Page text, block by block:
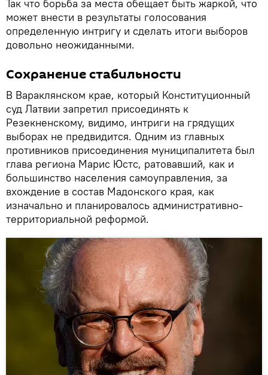
Так что борьба за места обещает быть жаркой, что
может внести в результаты голосования
определенную интригу и сделать итоги выборов
довольно неожиданными.
Сохранение стабильности
В Вараклянском крае, который Конституционный
суд Латвии запретил присоединять к
Резекненскому, видимо, интриги на грядущих
выборах не предвидится. Одним из главных
противников присоединения муниципалитета был
глава региона Марис Юстс, ратовавший, как и
большинство населения самоуправления, за
вхождение в состав Мадонского края, как
изначально и планировалось административно-
территориальной реформой.